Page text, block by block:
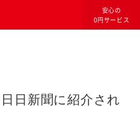
安心の
0円サービス
日新聞に紹介され